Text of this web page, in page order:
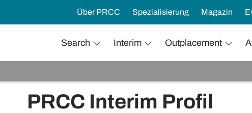
Über PRCC Spezialisierung Magazin
Search Interim Outplacement
PRCC Interim Profil